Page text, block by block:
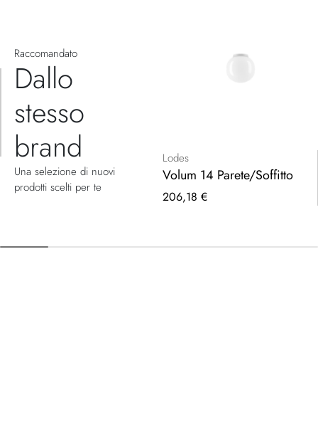
Raccomandato
Dallo
stesso
brand
Una selezione di nuovi
prodotti scelti per te
Lodes
Volum 14 Parete/Soffitto
206,18 €